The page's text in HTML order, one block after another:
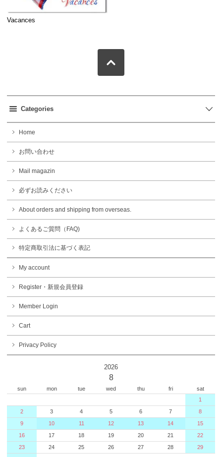
Vacances
Categories
Home
お問い合わせ
Mail magazin
必ずお読みください
About orders and shipping from overseas.
よくあるご質問（FAQ)
特定商取引法に基づく表記
My account
Register・新規会員登録
Member Login
Cart
Privacy Policy
2026
8
sun mon tue wed thu fri
sat
1
2
3 4 5 6 7
8
9
10 11 12 13 14
15
16
17 18 19 20 21
22
23
24 25 26 27 28
29